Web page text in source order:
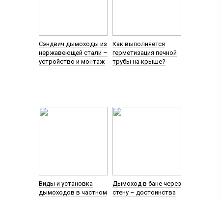
Cэндвич дымоходы из
нержавеющей стали –
устройство и монтаж
Как выполняется
герметизация печной
трубы на крыше?
Виды и установка
дымоходов в частном
Дымоход в бане через
стену – достоинства